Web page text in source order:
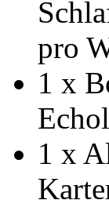
pro
1 x
1 x